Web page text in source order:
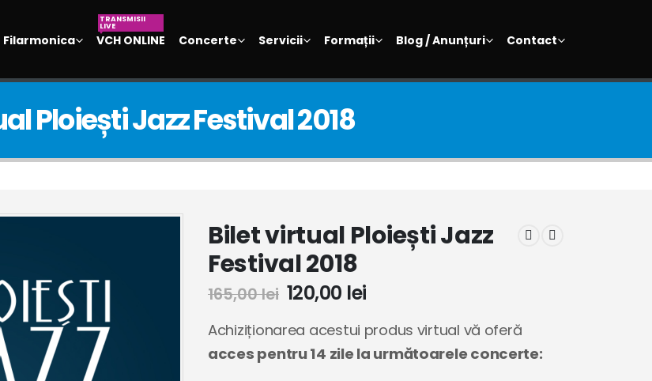
Filarmonica VCH ONLINE
TRANSMISII
LIVE
Concerte Servicii Formații Blog / Anunțuri Contact
Ploiești Jazz Festival 2018
Bilet virtual Ploiești Jazz
Festival 2018
165,00lei 120,00 lei
Achiziționarea acestui produs virtual vă oferă
acces pentru 14 zile la următoarele concerte: